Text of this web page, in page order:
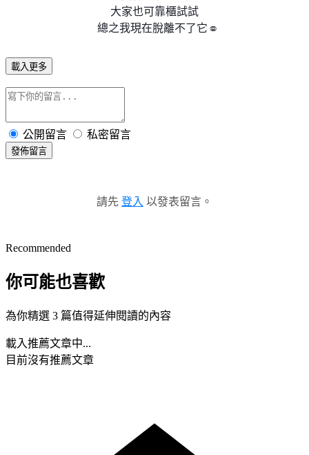
大家也可靠櫃試試
總之我現在脫離不了它 ☺️
☺️
載入更多
公開留言 私密留言
發佈留言
請先 登入 以發表留言。
Recommended
你可能也喜歡
為你精選 3 篇值得延伸閱讀的內容
載入推薦文章中...
目前沒有推薦文章